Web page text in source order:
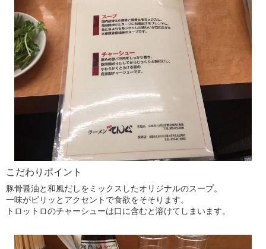
こだわりポイント
豚骨醤油と和風だしをミックスしたオリジナルのスープ。
一味がピリッとアクセントで食欲をそそります。
トロットロのチャーシューは口に含むと溶けてしまいます。